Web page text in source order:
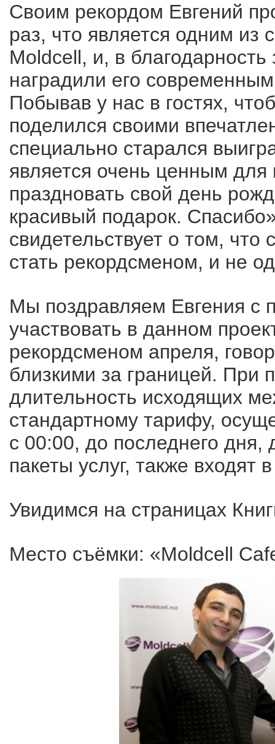
Своим рекордом Евгений
раз, что является одним из
Moldcell, и, в
наградили его
Побывав у нас в гостях,
поделился своими
специально старался
является очень ценным для
праздновать свой день
красивый подарок.
свидетельствует о том,
стать рекордсменом, и не
Мы поздравляем Евгения с
участвовать в данном
рекордсменом апреля,
близкими за границей. При
длительность исходящих
стандартному тарифу,
с 00:00, до последнего
пакеты услуг, также входят
Увидимся на страницах
Место съёмки: «Moldcell